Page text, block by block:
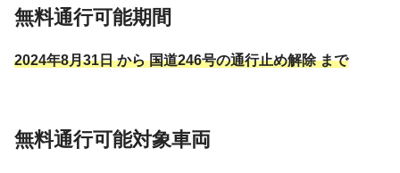
無料通行可能期間
2024年8月31日 から 国道246号の通行止め解除 まで
無料通行可能対象車両